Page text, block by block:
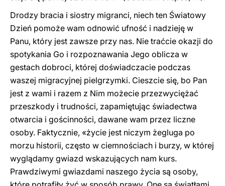
Drodzy bracia i siostry migranci, niech ten Światowy
Dzień pomoże wam odnowić ufność i nadzieję w
Panu, który jest zawsze przy nas. Nie traćcie okazji do
spotykania Go i rozpoznawania Jego oblicza w
gestach dobroci, której doświadczacie podczas
waszej migracyjnej pielgrzymki. Cieszcie się, bo Pan
jest z wami i razem z Nim możecie przezwyciężać
przeszkody i trudności, zapamiętując świadectwa
otwarcia i gościnności, dawane wam przez liczne
osoby. Faktycznie, «życie jest niczym żegluga po
morzu historii, często w ciemnościach i burzy, w której
wyglądamy gwiazd wskazujących nam kurs.
Prawdziwymi gwiazdami naszego życia są osoby,